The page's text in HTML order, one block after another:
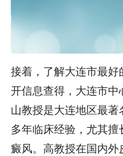
接着，了解大连市最
开信息查得，大连市
山教授是大连地区最
多年临床经验，尤其擅
癜风。高教授在国内